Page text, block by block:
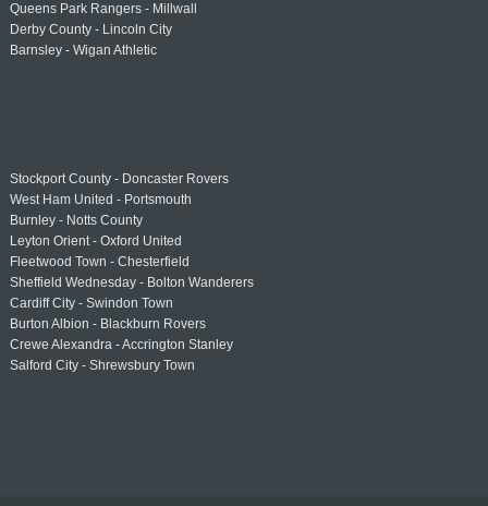
Queens Park Rangers - Millwall
Derby County - Lincoln City
Barnsley - Wigan Athletic
Stockport County - Doncaster Rovers
West Ham United - Portsmouth
Burnley - Notts County
Leyton Orient - Oxford United
Fleetwood Town - Chesterfield
Sheffield Wednesday - Bolton Wanderers
Cardiff City - Swindon Town
Burton Albion - Blackburn Rovers
Crewe Alexandra - Accrington Stanley
Salford City - Shrewsbury Town